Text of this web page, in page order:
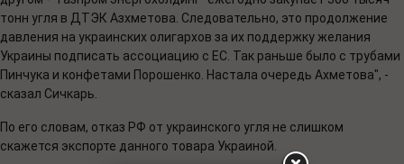
тонн угля в ДТЭК Азхметова. Следовательно, это продолжение
давления на украинских олигархов за их поддержку желания
Украины подписать ассоциацию с ЕС. Так раньше было с трубами
Пинчука и конфетами Порошенко. Настала очередь Ахметова", -
сказал Сичкарь.
По его словам, отказ РФ от украинского угля не слишком
скажется экспорте данного товара Украиной.